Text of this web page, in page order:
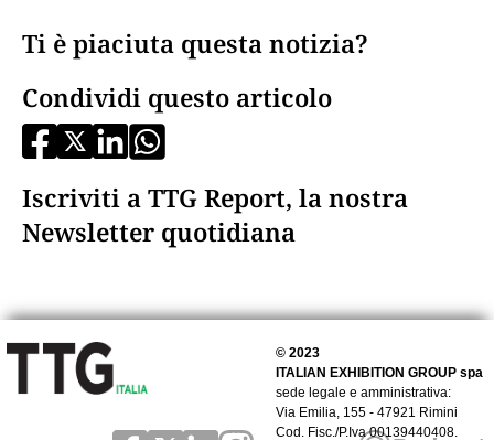
Ti è piaciuta questa notizia?
Condividi questo articolo
Iscriviti a TTG Report, la nostra
Newsletter quotidiana
© 2023
ITALIAN EXHIBITION GROUP spa
sede legale e amministrativa:
Via Emilia, 155 - 47921 Rimini
Cod. Fisc./P.Iva 00139440408.